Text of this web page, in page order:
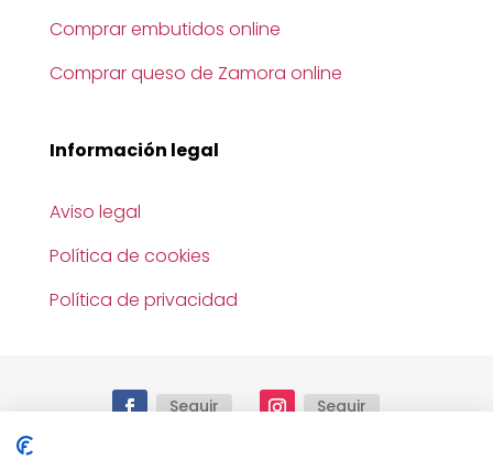
Comprar embutidos online
Comprar queso de Zamora online
Información legal
Aviso legal
Política de cookies
Política de privacidad
Seguir Seguir